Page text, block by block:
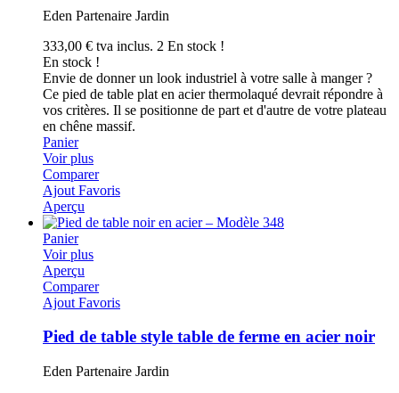
Eden Partenaire Jardin
333,00 € tva inclus. 2 En stock !
En stock !
Envie de donner un look industriel à votre salle à manger ?
Ce pied de table plat en acier thermolaqué devrait répondre à
vos critères. Il se positionne de part et d'autre de votre plateau
en chêne massif.
Panier
Voir plus
Comparer
Ajout Favoris
Aperçu
Panier
Voir plus
Aperçu
Comparer
Ajout Favoris
Pied de table style table de ferme en acier noir
Eden Partenaire Jardin